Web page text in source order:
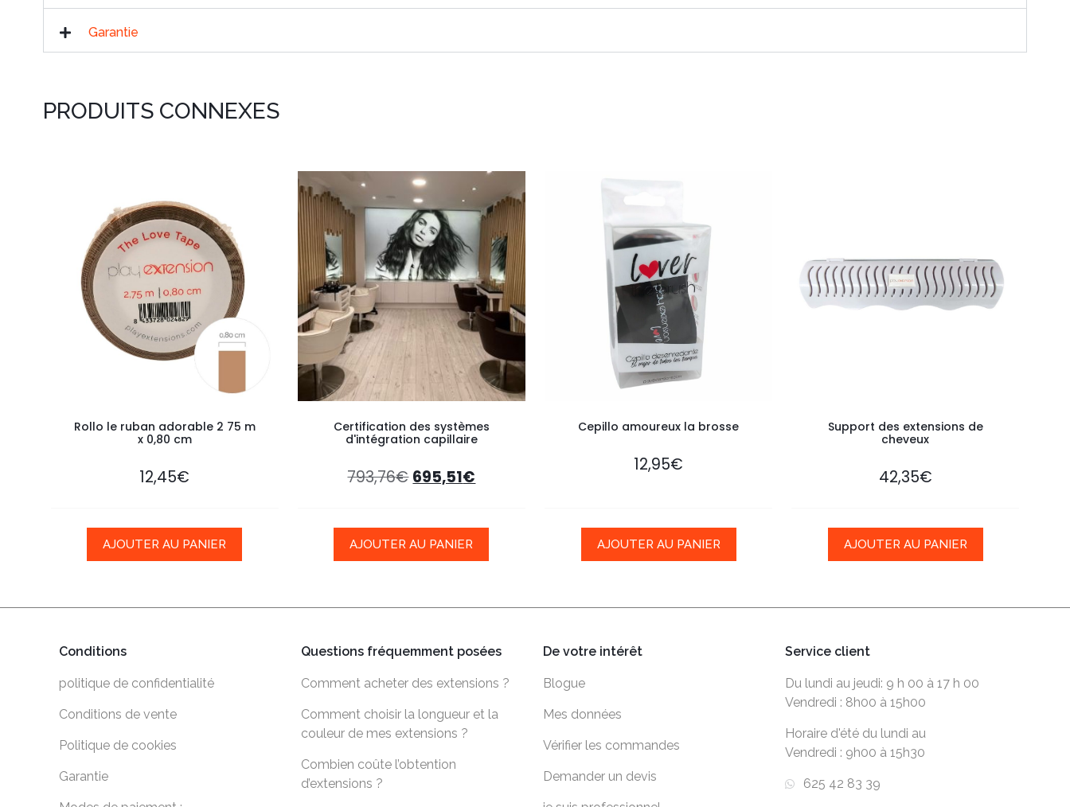
Garantie
PRODUITS CONNEXES
Rollo le ruban adorable 2 75 m
x 0,80 cm
12,45€
AJOUTER AU PANIER
Certification des systèmes
d'intégration capillaire
793,76€ 695,51€
AJOUTER AU PANIER
Cepillo amoureux la brosse
12,95€
AJOUTER AU PANIER
Support des extensions de
cheveux
42,35€
AJOUTER AU PANIER
Conditions
politique de confidentialité
Conditions de vente
Politique de cookies
Garantie
Questions fréquemment posées
Comment acheter des extensions ?
Comment choisir la longueur et la
couleur de mes extensions ?
Combien coûte l’obtention
d’extensions ?
De votre intérêt
Blogue
Mes données
Vérifier les commandes
Demander un devis
Service client
Du lundi au jeudi: 9 h 00 à 17 h 00
Vendredi : 8h00 à 15h00
Horaire d'été du lundi au
Vendredi : 9h00 à 15h30
625 42 83 39